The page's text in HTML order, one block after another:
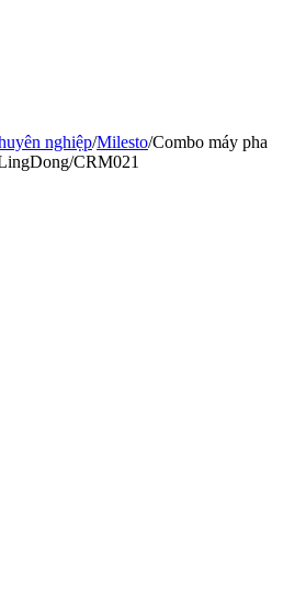
nghiệp/Milesto/Combo máy pha
CRM021